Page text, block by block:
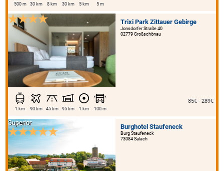
500 m 30 km 8 km 30 km 5 km 5 m
Trixi Park Zittauer Gebirge
Jonsdorfer Straße 40
02779 Großschönau
1 km 90 km 45 km 95 km 1 km 100 m
85€ - 289€
Burghotel Staufeneck
Burg Staufeneck
73084 Salach
Superior